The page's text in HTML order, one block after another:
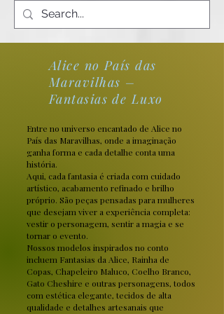
Alice no País das
Maravilhas –
Fantasias de Luxo
Entre no universo encantado de Alice no
País das Maravilhas, onde a imaginação
ganha forma e cada detalhe conta uma
história.
Aqui, cada fantasia é criada com cuidado
artístico, acabamento refinado e brilho
próprio. São peças pensadas para mulheres
que desejam viver a experiência completa:
vestir o personagem, sentir a magia e se
tornar o evento.
Nossos modelos inspirados no conto
incluem Fantasias da Alice, Rainha de
Copas, Chapeleiro Maluco, Coelho Branco,
Gato Cheshire e outras personagens, todos
com estética elegante, tecidos de alta
qualidade e detalhes artesanais que